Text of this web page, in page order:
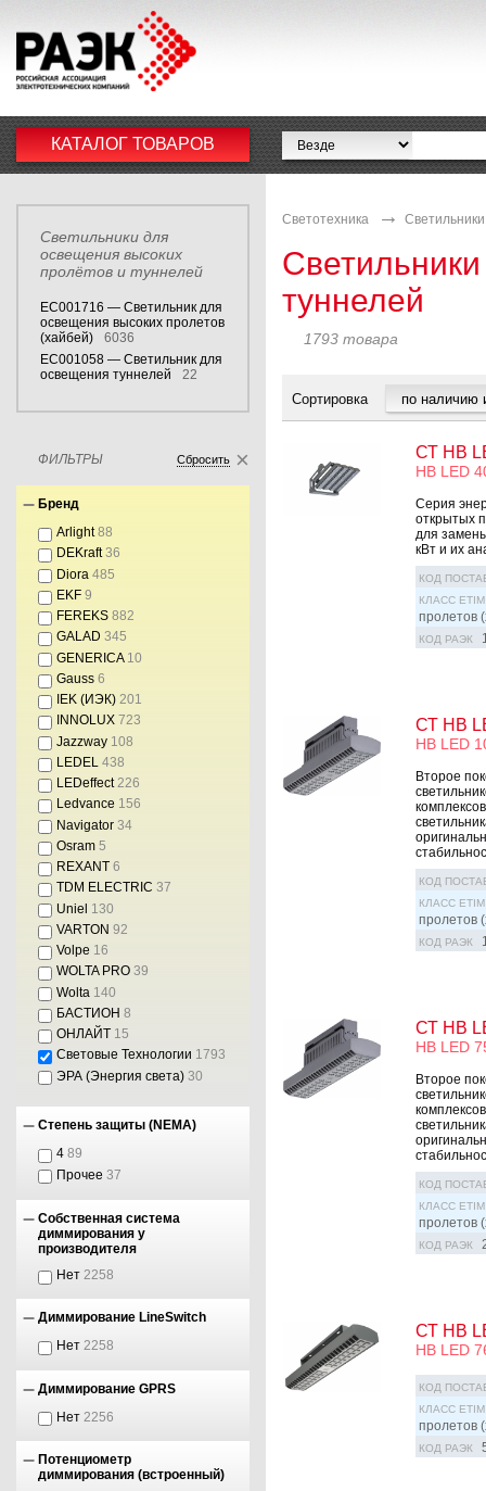
КАТАЛОГ ТОВАРОВ
Светильники для
освещения высоких
пролётов и туннелей
EC001716 — Светильник для
освещения высоких пролетов
(хайбей)
6036
EC001058 — Светильник для
освещения туннелей
22
ФИЛЬТРЫ Сбросить
Бренд
Arlight88
DEKraft36
Diora 485
EKF 9
FEREKS 882
GALAD 345
GENERICA 10
Gauss 6
IEK (ИЭК) 201
INNOLUX 723
Jazzway 108
LEDEL 438
LEDeffect226
Ledvance 156
Navigator 34
Osram 5
REXANT 6
TDM ELECTRIC 37
Uniel 130
VARTON 92
Volpe 16
WOLTA PRO 39
Wolta 140
БАСТИОН 8
ОНЛАЙТ 15
Световые Технологии 1793
ЭРА (Энергия света) 30
Степень защиты (NEMA)
4 89
Прочее 37
Собственная система
диммирования у
производителя
Нет 2258
Диммирование LineSwitch
Нет 2258
Диммирование GPRS
Нет 2256
Потенциометр
диммирования (встроенный)
Светотехника
туннелей
1793 товара
Сортировка
СТ HB
HB LED
Серия
открытых
для
кВт и их
КОД
КЛАСС ETIM
пролетов
КОД РАЭК
СТ HB
HB LED
Второе
КОД
КЛАСС ETIM
пролетов
КОД РАЭК
СТ HB
HB LED
Второе
КОД
КЛАСС ETIM
пролетов
КОД РАЭК
СТ HB
HB LED
КОД
КЛАСС ETIM
пролетов
КОД РАЭК